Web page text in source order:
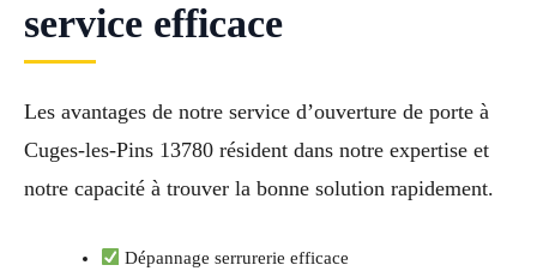
service efficace
Les avantages de notre service d’ouverture de porte à
Cuges-les-Pins 13780 résident dans notre expertise et
notre capacité à trouver la bonne solution rapidement.
Dépannage serrurerie efficace